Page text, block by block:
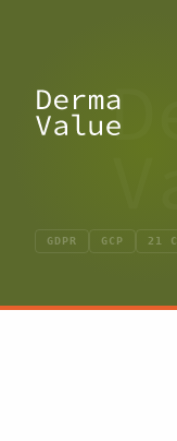
GDPR GCP 21